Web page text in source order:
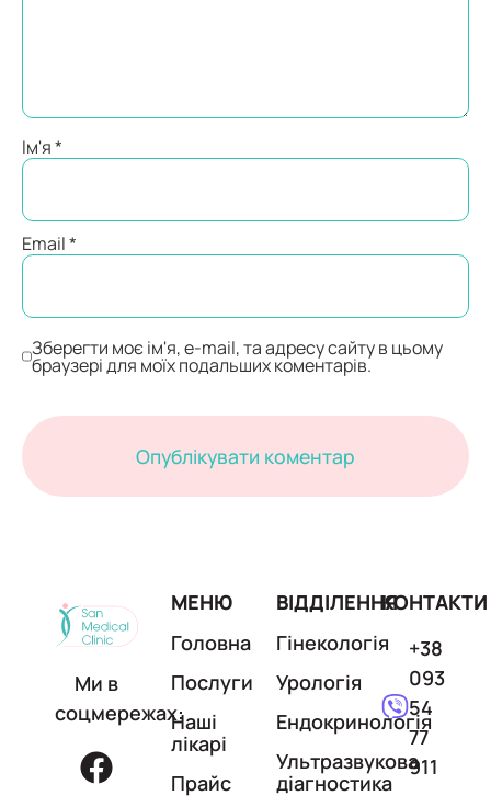
Ім'я*
Email*
Зберегти моє ім'я, e-mail, та адресу сайту в цьому
браузері для моїх подальших коментарів.
Ми в
соцмережах:
МЕНЮ
Головна
Послуги
Наші
лікарі
Прайс
ВІДДІЛЕННЯ
Гінекологія
Урологія
Ендокринологія
Ультразвукова
діагностика
КОНТАКТИ
+38
093
54
77
911